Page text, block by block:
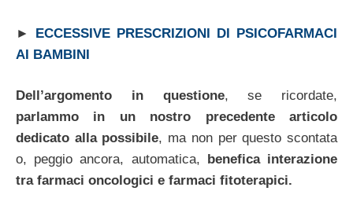
► ECCESSIVE PRESCRIZIONI DI PSICOFARMACI
AI BAMBINI
Dell’argomento in questione, se ricordate,
parlammo in un nostro precedente articolo
dedicato alla possibile, ma non per questo scontata
o, peggio ancora, automatica,
benefica interazione
tra farmaci oncologici e farmaci fitoterapici.